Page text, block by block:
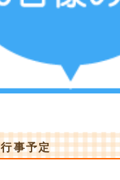
行事予定